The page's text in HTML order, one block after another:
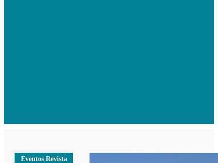
Eventos Revista